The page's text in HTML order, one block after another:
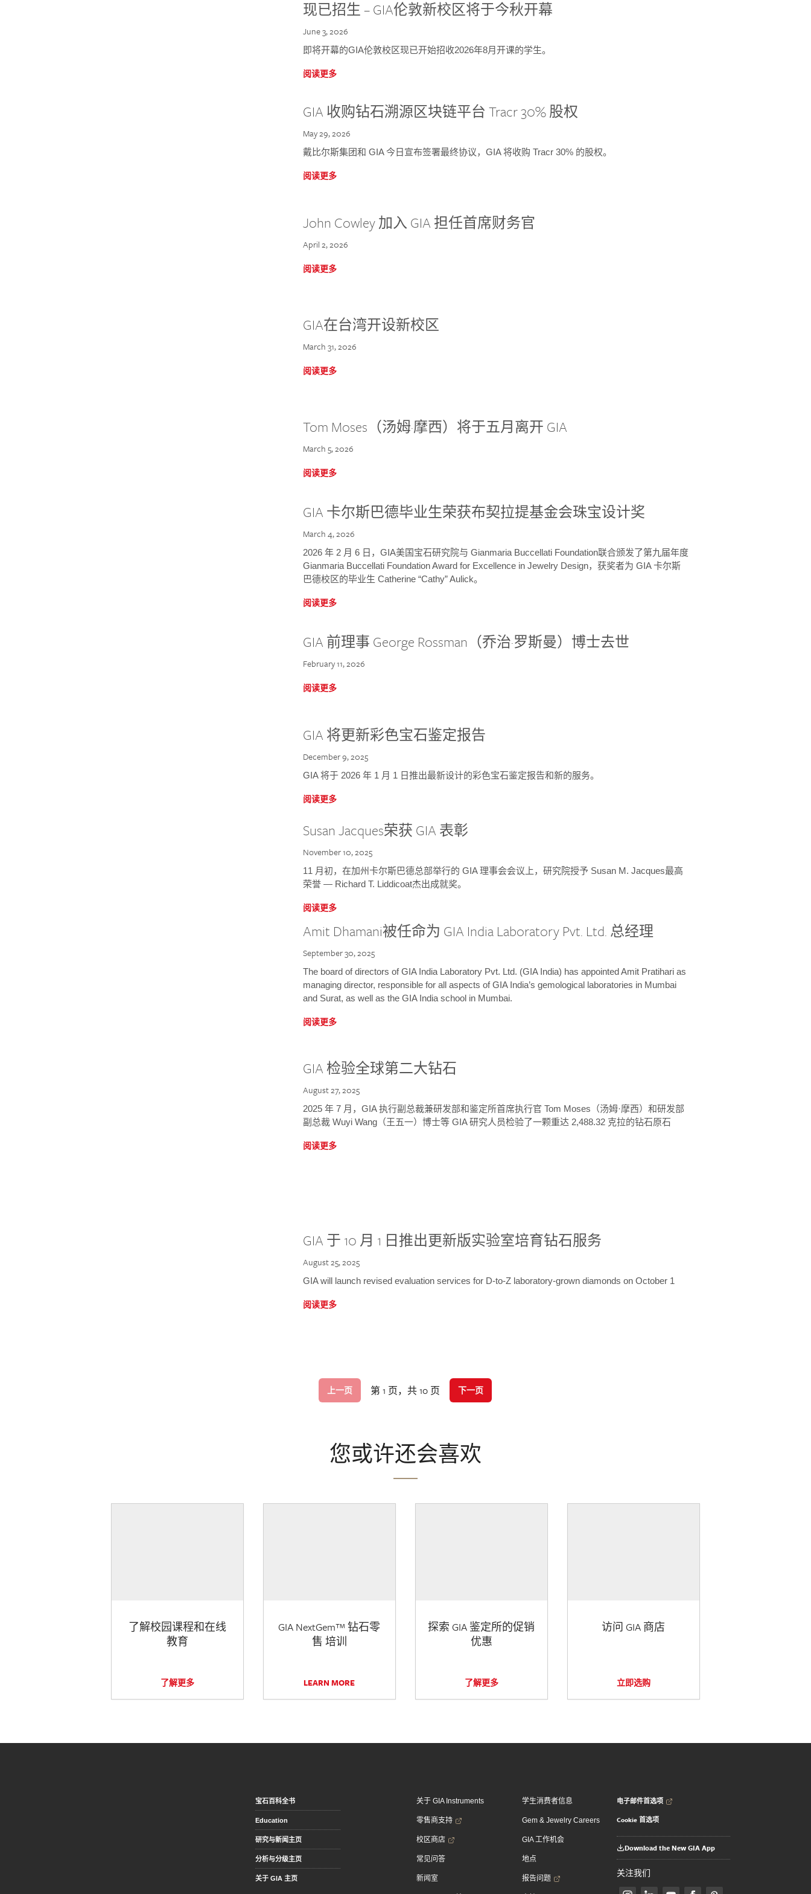
现已招生 – GIA伦敦新校区将于今秋开幕
June 3, 2026
即将开幕的GIA伦敦校区现已开始招收2026年8月开课的学生。
阅读更多
GIA 收购钻石溯源区块链平台 Tracr 30% 股权
May 29, 2026
戴比尔斯集团和 GIA 今日宣布签署最终协议，GIA 将收购 Tracr 30% 的股权。
阅读更多
John Cowley 加入 GIA 担任首席财务官
April 2, 2026
阅读更多
GIA在台湾开设新校区
March 31, 2026
阅读更多
Tom Moses（汤姆·摩西）将于五月离开 GIA
March 5, 2026
阅读更多
GIA 卡尔斯巴德毕业生荣获布契拉提基金会珠宝设计奖
March 4, 2026
2026 年 2 月 6 日，GIA美国宝石研究院与 Gianmaria Buccellati Foundation联合颁发了第九届年度
Gianmaria Buccellati Foundation Award for Excellence in Jewelry Design，获奖者为 GIA 卡尔斯
巴德校区的毕业生 Catherine “Cathy” Aulick。
阅读更多
GIA 前理事 George Rossman（乔治·罗斯曼）博士去世
February 11, 2026
阅读更多
GIA 将更新彩色宝石鉴定报告
December 9, 2025
GIA 将于 2026 年 1 月 1 日推出最新设计的彩色宝石鉴定报告和新的服务。
阅读更多
Susan Jacques荣获 GIA 表彰
November 10, 2025
11 月初，在加州卡尔斯巴德总部举行的 GIA 理事会会议上，研究院授予 Susan M. Jacques最高
荣誉 — Richard T. Liddicoat杰出成就奖。
阅读更多
Amit Dhamani被任命为 GIA India Laboratory Pvt. Ltd. 总经理
September 30, 2025
The board of directors of GIA India Laboratory Pvt. Ltd. (GIA India) has appointed Amit Pratihari as
managing director, responsible for all aspects of GIA India’s gemological laboratories in Mumbai
and Surat, as well as the GIA India school in Mumbai.
阅读更多
GIA 检验全球第二大钻石
August 27, 2025
2025 年 7 月，GIA 执行副总裁兼研发部和鉴定所首席执行官 Tom Moses（汤姆·摩西）和研发部
副总裁 Wuyi Wang（王五一）博士等 GIA 研究人员检验了一颗重达 2,488.32 克拉的钻石原石
阅读更多
GIA 于 10 月 1 日推出更新版实验室培育钻石服务
August 25, 2025
GIA will launch revised evaluation services for D-to-Z laboratory-grown diamonds on October 1
阅读更多
上一页 第 1 页，共 10 页 下一页
您或许还会喜欢
了解校园课程和在线
教育
了解更多
GIA NextGem™ 钻石零
售 培训
LEARN MORE
探索 GIA 鉴定所的促销
优惠
了解更多
访问 GIA 商店
立即选购
宝石百科全书
Education
研究与新闻主页
分析与分级主页
关于 GIA 主页
关于 GIA Instruments
零售商支持
校区商店
常见问答
新闻室
学生消费者信息
Gem & Jewelry Careers
GIA 工作机会
地点
报告问题
电子邮件首选项
Cookie 首选项
Download the New GIA App
关注我们